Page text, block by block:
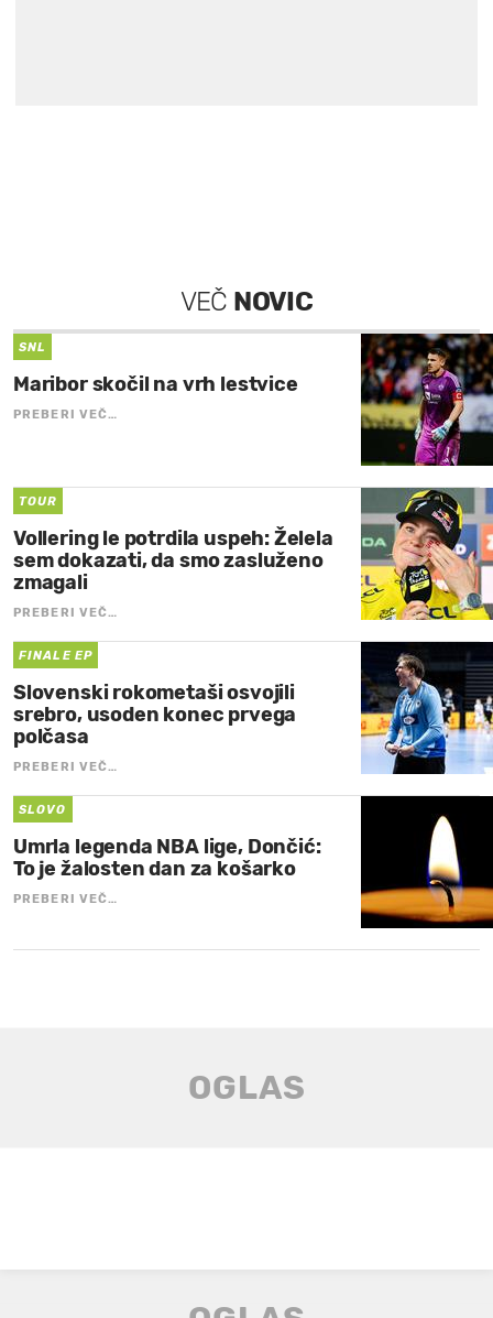
VEČ NOVIC
SNL
Maribor skočil na vrh lestvice
PREBERI VEČ…
TOUR
Vollering le potrdila uspeh: Želela
sem dokazati, da smo zasluženo
zmagali
PREBERI VEČ…
FINALE EP
Slovenski rokometaši osvojili
srebro, usoden konec prvega
polčasa
PREBERI VEČ…
SLOVO
Umrla legenda NBA lige, Dončić:
To je žalosten dan za košarko
PREBERI VEČ…